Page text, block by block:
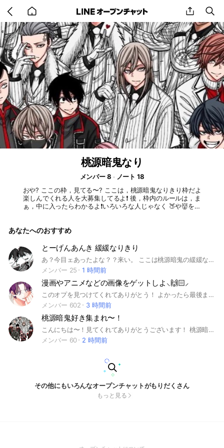
back
to
home
share
桃源暗鬼なり
メンバー 8
ノート 18
おや? ここの枠，見てる〜? ここは，桃源暗鬼なりきり枠だよ
楽しんでくれる人を大募集してるよ❗️ 後，枠内のルールは，ま
ぁ，中に入ったらわかるよ❗️いろいろな人じゃなく 🍑や👹を待
あなたへのおすすめ
とーげんあんき 緩緩なりきり
あ？今目ェあったよな？？来い。 ここは桃源暗鬼の緩緩なりきりだ 基本なんでもOKだ。 〇なこと ・雑談 ・2P ・同顔 ・恋愛 ・軽い喧嘩((しすぎると注意するからな？ ×なこと ・ガチ喧嘩 ・荒らし ・過疎らせること んだもんだろ。 あったら追加するかもしんねーから わかんねーことあったら入ってから聞け。 こっから先見てもなんもねーから。 なんもねーぞ？ タグだけだぞ？ #なりきり #nrkr #桃源暗鬼
メンバー 25
1 時間前
漫画やアニメなどの画像をゲットしよ⸜🙌🏻⸝
このオプを見つけてくれてありがとう！ よかったら最後まで見てって‼️ ❤︎このオプは名前の通り、アニメや漫画などの画像をゲット出来ちゃいます✊💖 ❤︎どんどん画像依頼して 貰いましょ⸜🙌🏻⸝ 《投稿について》 ❤︎頼むとき・配布するはノートでお願いね🙏 ❤︎画像が欲しいときは #画像求む のタグをつけてね⸜🙌🏻⸝ ❤︎くわしくは、大事なノートを絶対見て‼️ 🆖 ×荒らし ×即抜け きょた（許可しない） ×無言抜け 抜ける時は一言声かけてね🥺 ×宣伝目的 ୨୧…………………………………୨୧ ❤︎入ったら大事なノートのご確認をお願いします🙇‍♀️ ❤︎あいさつも忘れずにね🫶🏻︎ ❤︎では楽しんで〜！ #アニメ #漫画 #画像 #画像配布 #少女漫画 #少年漫画 #ふたりで恋をする理由 #恋するリップティント #初婚 #ハニーレモンソーダ #春の嵐とモンスター #どうせ泣くなら恋がいい #どうせ恋してしまうんだ #ホタルの嫁入り #きみとバラ色の日々 #月のお気に召すまま #スタジオカバナ #その着せ替え人形は恋をする #薫る花は凛と咲く #うるわしと宵の月 #太陽よりも眩しい星 #なまいきざかり #アオのハコ #野良猫と狼 #山田くんとLv999の恋をする #ケーキバイボム #ホリミヤ #恋せよまやかし天使ども #君に届け #キスで起こして #はじめてのお兄ちゃん #不可抗力のILoveYou #ピンクとハバネロ #吸血鬼と薔薇少女 #ひかえめに言ってもこれは愛 #Re:blue #沼すぎてもはや恋 #踏んだり、蹴ったり、愛したり #推しが我が家にやってきた #青に落雷 #うちの弟どもがすみません #君を忘れる恋がしたい #アイマイミーマイン #お姉ちゃんの翠くん #みにあまる彼氏 #たまのごほうび #可愛いなんて聞いてない #マネ男子ノーマーク #内海くんの恋のうた #顔だけじゃすきになりません #花火は醒めない夢を見る #四畳半のいばら姫 #春雨と恋もよう #ゆびさきと恋々 #ハンドメイドロマンチック #おくれまして青春 #花野井くんと恋の病 #隣のステラ #ブルーロック #ハイキュー #ジョジョの奇妙な冒険 #炎炎ノ消防隊 #地縛少年花子くん #ウィンドブレーカー #光が死んだ夏 #スラムダンク #暗殺教室 #チェンソーマン #呪術廻戦 #ダンダダン
メンバー 602
3 時間前
桃源暗鬼好き集まれ〜！
こんにちは〜！見てくれてありがとうございます！ 桃源暗鬼が好きなそこのあなた！ よかったら入りませんか？？ 一緒に桃源暗鬼語りましょう！ 雑談、他界隈もOKです！！ ちなみに管理人の最推しは真澄隊長です🫶💗 【ルール】⤵ ★入ったらまず『大事なノート』の確認と、ノートに自己紹介をお願いします🙇‍♀️ ★入って数分以内の即抜けは強制退会 ★無言抜け・理由言ってからの即抜けは強制退会しません！ ★荒らしは即強制退会します ★過度な同担拒否はごめんなさい、お断りさせていただきます。 ★みんなと仲良くしよーね！ 発言には気をつけること！ #桃源暗鬼 #雑談 #アニメ #漫画
メンバー 60
2 時間前
その他にもいろんなオープンチャットがもりだくさん
もっと見る